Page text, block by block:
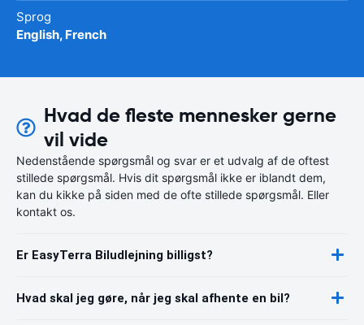
Sprog
English, French
Hvad de fleste mennesker gerne
vil vide
Nedenstående spørgsmål og svar er et udvalg af de oftest
stillede spørgsmål. Hvis dit spørgsmål ikke er iblandt dem,
kan du kikke på siden med de ofte stillede spørgsmål. Eller
kontakt os.
Er EasyTerra Biludlejning billigst?
Hvad skal jeg gøre, når jeg skal afhente en bil?